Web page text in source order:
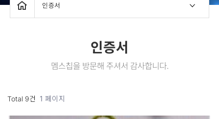
인증서
인증서
멤스칩을 방문해 주셔서 감사합니다.
Total 9건 1 페이지